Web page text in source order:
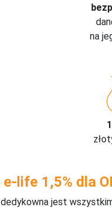
na
life 1,5% dla
jest